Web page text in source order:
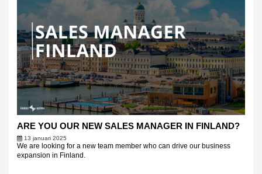
ARE YOU OUR NEW SALES MANAGER IN FINLAND?
13 januari 2025
We are looking for a new team member who can drive our business
expansion in Finland.